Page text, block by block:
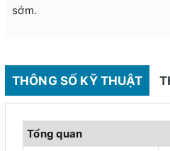
sớm.
THÔNG SỐ KỸ THUẬT
Tổng quan